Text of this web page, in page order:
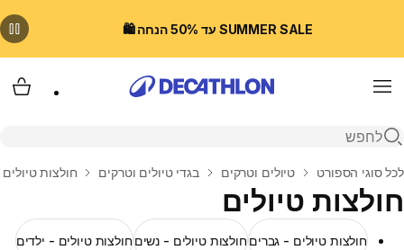
SUMMER SALE עד 50% הנחה 🛍️
Menu
פתיחת חיפוש
בית
לכל סוגי הספורט טיולים וטרקים בגדי טיולים וטרקים חולצות טיולים
חולצות טיולים
חולצות טיולים - גבריםחולצות טיולים - נשיםחולצות טיולים - ילדים